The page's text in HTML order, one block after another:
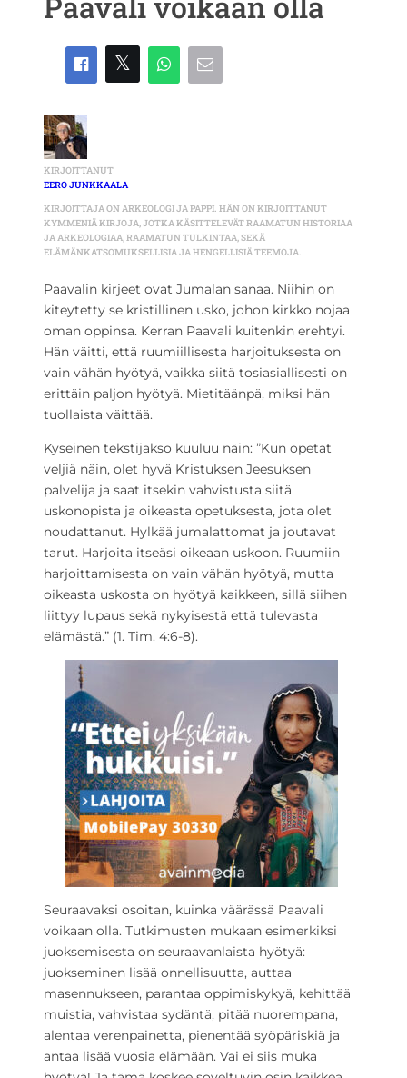
KIRJOITTANUT
EERO JUNKKAALA
KIRJOITTAJA ON ARKEOLOGI JA PAPPI. HÄN ON KIRJOITTANUT
KYMMENIÄ KIRJOJA, JOTKA KÄSITTELEVÄT RAAMATUN HISTORIAA
JA ARKEOLOGIAA, RAAMATUN TULKINTAA, SEKÄ
ELÄMÄNKATSOMUKSELLISIA JA HENGELLISIÄ TEEMOJA.
Paavalin kirjeet ovat Jumalan sanaa. Niihin on
kiteytetty se kristillinen usko, johon kirkko nojaa
oman oppinsa. Kerran Paavali kuitenkin erehtyi.
Hän väitti, että ruumiillisesta harjoituksesta on
vain vähän hyötyä, vaikka siitä tosiasiallisesti on
erittäin paljon hyötyä. Mietitäänpä, miksi hän
tuollaista väittää.
Kyseinen tekstijakso kuuluu näin: ”Kun opetat
veljiä näin, olet hyvä Kristuksen Jeesuksen
palvelija ja saat itsekin vahvistusta siitä
uskonopista ja oikeasta opetuksesta, jota olet
noudattanut. Hylkää jumalattomat ja joutavat
tarut. Harjoita itseäsi oikeaan uskoon. Ruumiin
harjoittamisesta on vain vähän hyötyä, mutta
oikeasta uskosta on hyötyä kaikkeen, sillä siihen
liittyy lupaus sekä nykyisestä että tulevasta
elämästä.” (1. Tim. 4:6-8).
Seuraavaksi osoitan, kuinka väärässä Paavali
voikaan olla. Tutkimusten mukaan esimerkiksi
juoksemisesta on seuraavanlaista hyötyä:
juokseminen lisää onnellisuutta, auttaa
masennukseen, parantaa oppimiskykyä, kehittää
muistia, vahvistaa sydäntä, pitää nuorempana,
alentaa verenpainetta, pienentää syöpäriskiä ja
antaa lisää vuosia elämään. Vai ei siis muka